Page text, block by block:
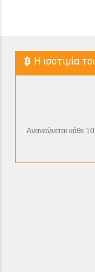
H ισοτιμία
Ανανεώνεται κάθε